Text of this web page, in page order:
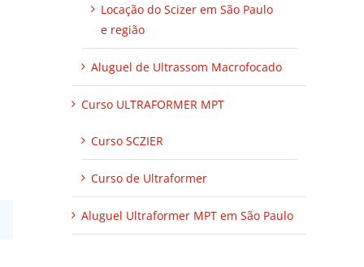
Locação do Scizer em São Paulo
e região
Aluguel de Ultrassom Macrofocado
Curso ULTRAFORMER MPT
Curso SCZIER
Curso de Ultraformer
Aluguel Ultraformer MPT em São Paulo